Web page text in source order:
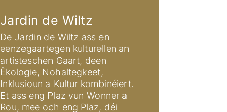
Jardin de Wiltz
De Jardin de Wiltz ass en
eenzegaartegen kulturellen an
artisteschen Gaart, deen
Ëkologie, Nohaltegkeet,
Inklusioun a Kultur kombinéiert.
Et ass eng Plaz vun Wonner a
Rou, mee och eng Plaz, déi